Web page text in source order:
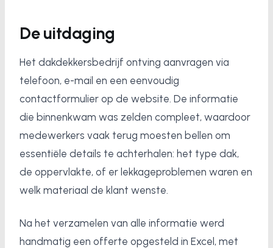
De uitdaging
Het dakdekkersbedrijf ontving aanvragen via
telefoon, e-mail en een eenvoudig
contactformulier op de website. De informatie
die binnenkwam was zelden compleet, waardoor
medewerkers vaak terug moesten bellen om
essentiële details te achterhalen: het type dak,
de oppervlakte, of er lekkageproblemen waren en
welk materiaal de klant wenste.
Na het verzamelen van alle informatie werd
handmatig een offerte opgesteld in Excel, met